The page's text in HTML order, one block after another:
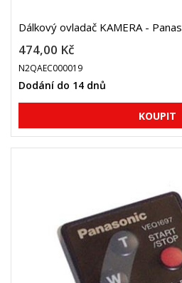
Dálkový ovladač KAMERA -
474,00 Kč
N2QAEC000019
Dodání do 14 dnů